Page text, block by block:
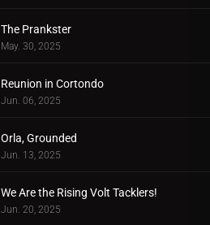
The Prankster
May. 30, 2025
Reunion in Cortondo
Jun. 06, 2025
Orla, Grounded
Jun. 13, 2025
We Are the Rising Volt Tacklers!
Jun. 20, 2025